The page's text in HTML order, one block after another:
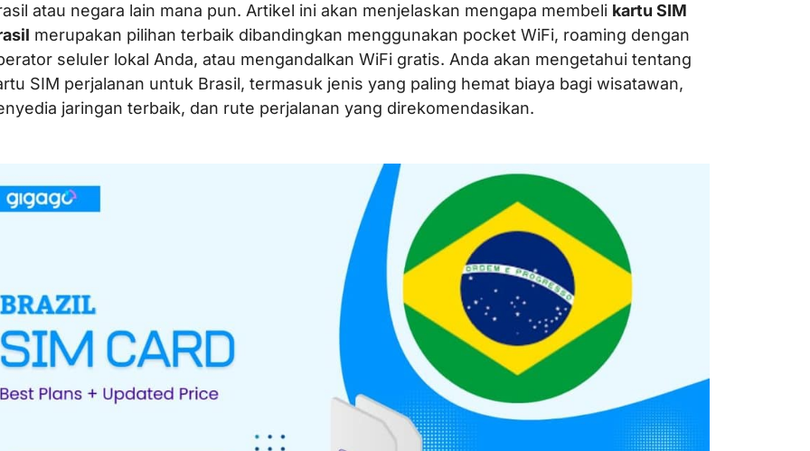
atau negara lain mana pun. Artikel ini akan menjelaskan mengapa membeli kartu SIM
merupakan pilihan terbaik dibandingkan menggunakan pocket WiFi, roaming dengan
seluler lokal Anda, atau mengandalkan WiFi gratis. Anda akan mengetahui tentang
SIM perjalanan untuk Brasil, termasuk jenis yang paling hemat biaya bagi wisatawan,
jaringan terbaik, dan rute perjalanan yang direkomendasikan.